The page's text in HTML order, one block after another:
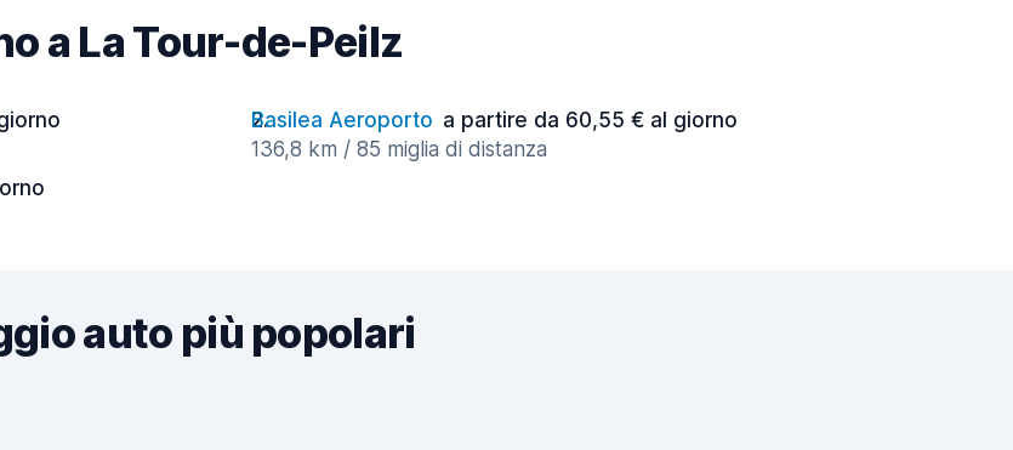
a La Tour-de-Peilz
Basilea Aeroporto a partire da 60,55 € al giorno
136,8 km / 85 miglia di distanza
auto più popolari